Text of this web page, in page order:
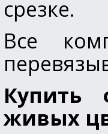
срезке.
Все
Купить
живых